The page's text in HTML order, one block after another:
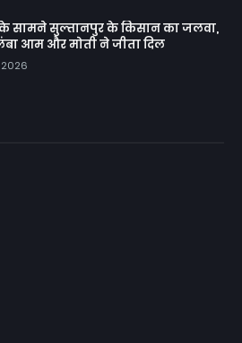
सामने सुल्तानपुर के किसान का जलवा,
आम और मोती ने जीता दिल